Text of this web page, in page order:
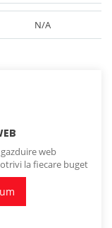
N/A
web
la fiecare buget